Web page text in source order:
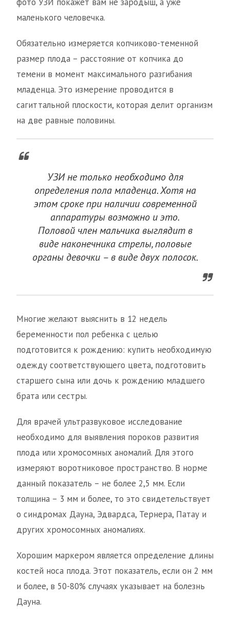
маленького человечка.
Обязательно измеряется копчиково-теменной
размер плода – расстояние от копчика до
темени в момент максимального разгибания
младенца. Это измерение проводится в
сагиттальной плоскости, которая делит организм
на две равные половины.
УЗИ не только необходимо для
определения пола младенца. Хотя на
этом сроке при наличии современной
аппаратуры возможно и это.
Половой член мальчика выглядит в
виде наконечника стрелы, половые
органы девочки – в виде двух полосок.
Многие желают выяснить в 12 недель
беременности пол ребенка с целью
подготовится к рождению: купить необходимую
одежду соответствующего цвета, подготовить
старшего сына или дочь к рождению младшего
брата или сестры.
Для врачей ультразвуковое исследование
необходимо для выявления пороков развития
плода или хромосомных аномалий. Для этого
измеряют воротниковое пространство. В норме
данный показатель – не более 2,5 мм. Если
толщина – 3 мм и более, то это свидетельствует
о синдромах Дауна, Эдвардса, Тернера, Патау и
других хромосомных аномалиях.
Хорошим маркером является определение длины
костей носа плода. Этот показатель, если он 2 мм
и более, в 50-80% случаях указывает на болезнь
Дауна.